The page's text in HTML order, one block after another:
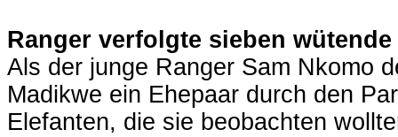
Ranger verfolgte sieben
Als der junge Ranger Sam Nkomo
Madikwe ein Ehepaar durch den
Elefanten, die sie beobachten